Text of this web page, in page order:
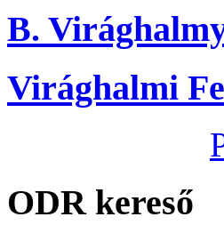
B.
Virághalmi
ODR kereső